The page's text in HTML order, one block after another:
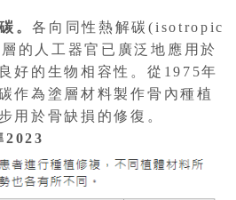
。各向同性熱解碳(isotropic
的人工器官已廣泛地應用於
好的生物相容性。從1975年
作為塗層材料製作骨內種植
用於骨缺損的修復。
2023